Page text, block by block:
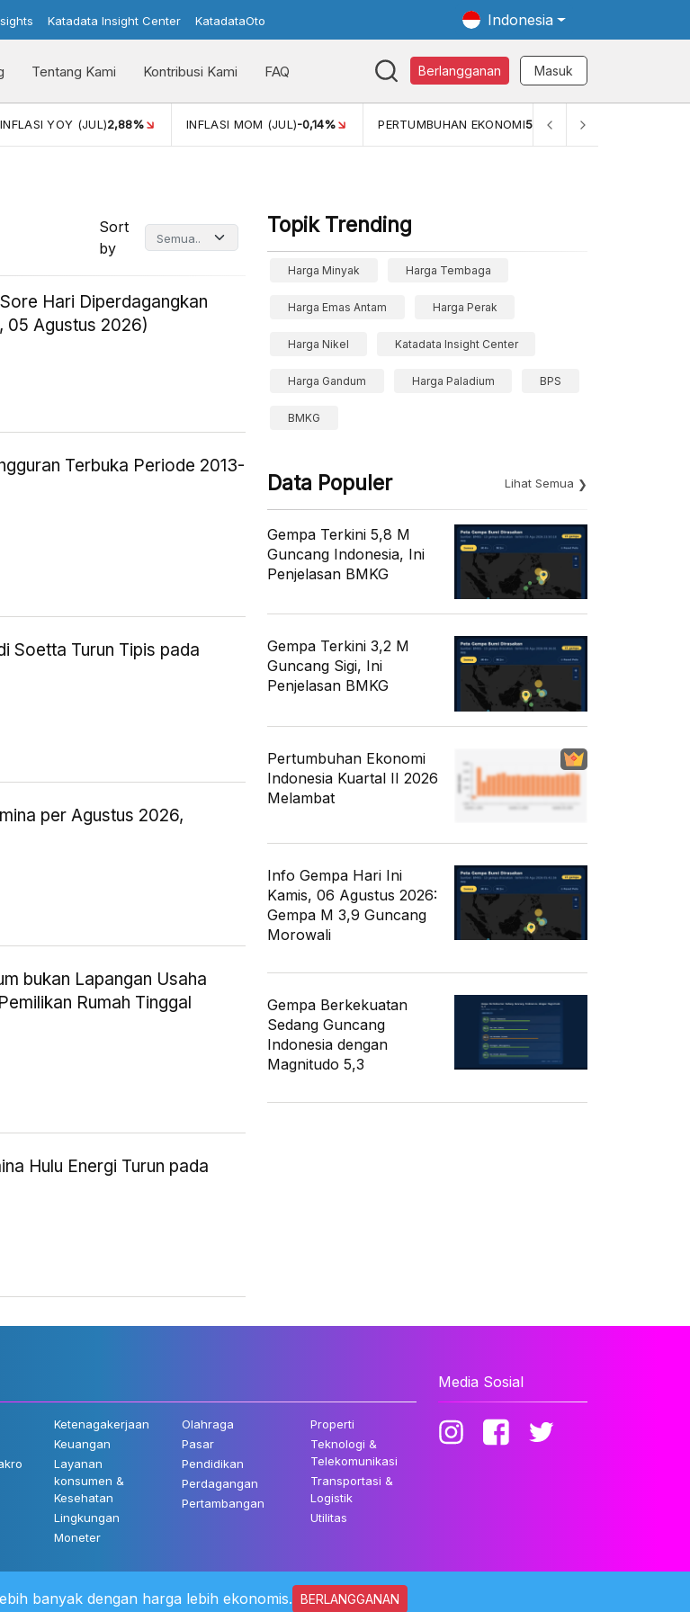
Katadata Insight Center KatadataOto Indonesia
Tentang Kami Kontribusi Kami FAQ Berlangganan Masuk
INFLASI YOY (JUL)2,88% INFLASI MOM (JUL)-0,14% PERTUMBUHAN EKONOMI5,11%
Sort
by
Hari Diperdagangkan
05 Agustus 2026)
Terbuka Periode 2013-
Soetta Turun Tipis pada
per Agustus 2026,
bukan Lapangan Usaha
Rumah Tinggal
Hulu Energi Turun pada
Topik Trending
Harga Minyak Harga Tembaga
Harga Emas Antam Harga Perak
Harga Nikel Katadata Insight Center
Harga Gandum Harga Paladium BPS
BMKG
Data Populer Lihat Semua
Gempa Terkini 5,8 M
Guncang Indonesia, Ini
Penjelasan BMKG
Gempa Terkini 3,2 M
Guncang Sigi, Ini
Penjelasan BMKG
Pertumbuhan Ekonomi
Indonesia Kuartal II 2026
Melambat
Info Gempa Hari Ini
Kamis, 06 Agustus 2026:
Gempa M 3,9 Guncang
Morowali
Gempa Berkekuatan
Sedang Guncang
Indonesia dengan
Magnitudo 5,3
Ketenagakerjaan
Keuangan
Layanan
konsumen &
Kesehatan
Lingkungan
Moneter
Olahraga
Pasar
Pendidikan
Perdagangan
Pertambangan
Properti
Teknologi &
Telekomunikasi
Transportasi &
Logistik
Utilitas
Media Sosial
©2022 Katadata. Hak cipta dilindungi Undang-undang.
banyak dengan harga lebih ekonomis. BERLANGGANAN